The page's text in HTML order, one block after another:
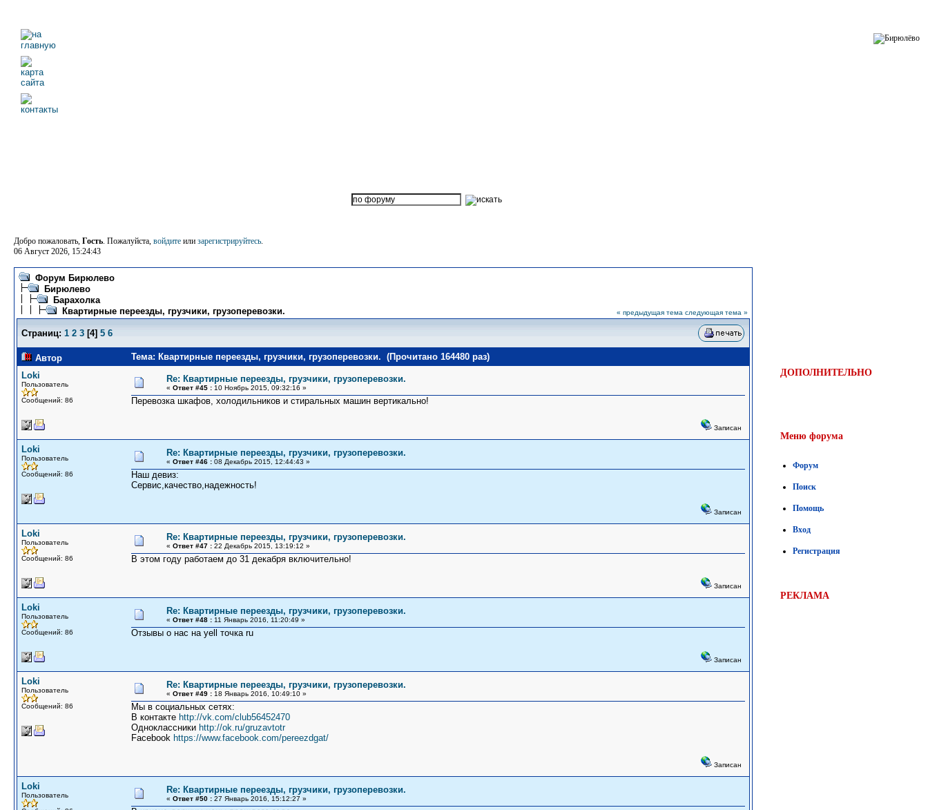
Добро пожаловать, Гость. Пожалуйста, войдите или зарегистрируйтесь.
06 Август 2026, 15:24:43
Форум Бирюлево
Бирюлево
Барахолка
Квартирные переезды, грузчики, грузоперевозки.
« предыдущая тема следующая тема »
Страниц: 1 2 3 [4] 5 6
Автор
Тема: Квартирные переезды, грузчики, грузоперевозки. (Прочитано 164480 раз)
Loki
Пользователь
Сообщений: 86
Re: Квартирные переезды, грузчики, грузоперевозки.
« Ответ #45 : 10 Ноябрь 2015, 09:32:16 »
Перевозка шкафов, холодильников и стиральных машин вертикально!
Записан
Loki
Пользователь
Сообщений: 86
Re: Квартирные переезды, грузчики, грузоперевозки.
« Ответ #46 : 08 Декабрь 2015, 12:44:43 »
Наш девиз:
Сервис,качество,надежность!
Записан
Loki
Пользователь
Сообщений: 86
Re: Квартирные переезды, грузчики, грузоперевозки.
« Ответ #47 : 22 Декабрь 2015, 13:19:12 »
В этом году работаем до 31 декабря включительно!
Записан
Loki
Пользователь
Сообщений: 86
Re: Квартирные переезды, грузчики, грузоперевозки.
« Ответ #48 : 11 Январь 2016, 11:20:49 »
Отзывы о нас на yell точка ru
Записан
Loki
Пользователь
Сообщений: 86
Re: Квартирные переезды, грузчики, грузоперевозки.
« Ответ #49 : 18 Январь 2016, 10:49:10 »
Мы в социальных сетях:
В контакте http://vk.com/club56452470
Одноклассники http://ok.ru/gruzavtotr
Facebook https://www.facebook.com/pereezdgat/
Записан
Loki
Пользователь
Re: Квартирные переезды, грузчики, грузоперевозки.
« Ответ #50 : 27 Январь 2016, 15:12:27 »
ДОПОЛНИТЕЛЬНО
Меню форума
Форум
Поиск
Помощь
Вход
Регистрация
РЕКЛАМА